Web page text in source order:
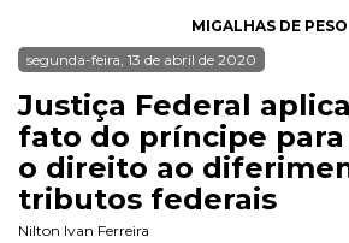
MIGALHAS DE PESO
segunda-feira, 13 de abril de 2020
Justiça Federal
fato do príncipe
o direito ao
tributos federais
Nilton Ivan Ferreira